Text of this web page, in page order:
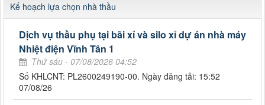
Kế hoạch lựa chọn nhà thầu
Dịch vụ thầu phụ tại bãi xỉ và silo xỉ dự án nhà máy
Nhiệt điện Vĩnh Tân 1
Thứ sáu - 07/08/2026 04:52
Số KHLCNT: PL2600249190-00. Ngày đăng tải: 15:52
07/08/26